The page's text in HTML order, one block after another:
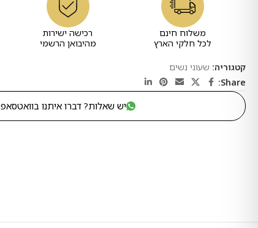
משלוח חינם
לכל חלקי הארץ
רכישה ישירות
מהיבואן הרשמי
קטגוריה: שעוני נשים
Share:
יש שאלות? דברו איתנו בוואטסאפ